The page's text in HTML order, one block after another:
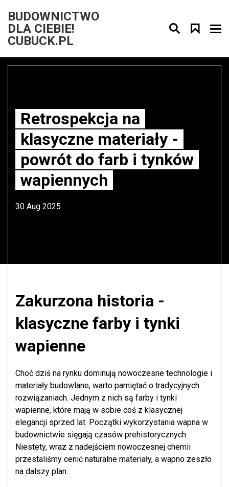
BUDOWNICTWO
DLA CIEBIE!
CUBUCK.PL
Retrospekcja na
klasyczne materiały -
powrót do farb i tynków
wapiennych
30 Aug 2025
Zakurzona historia -
klasyczne farby i tynki
wapienne
Choć dziś na rynku dominują nowoczesne technologie i
materiały budowlane, warto pamiętać o tradycyjnych
rozwiązaniach. Jednym z nich są farby i tynki
wapienne, które mają w sobie coś z klasycznej
elegancji sprzed lat. Początki wykorzystania wapna w
budownictwie sięgają czasów prehistorycznych.
Niestety, wraz z nadejściem nowoczesnej chemii
przestaliśmy cenić naturalne materiały, a wapno zeszło
na dalszy plan.